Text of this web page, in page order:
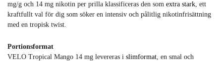
mg/g och 14 mg nikotin per prilla klassificeras den som extra stark, ett
kraftfullt val för dig som söker en intensiv och pålitlig nikotinfrisättning
med en tropisk twist.
Portionsformat
VELO Tropical Mango 14 mg levereras i slimformat, en smal och